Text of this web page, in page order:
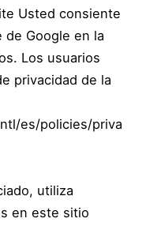
Usted consiente
Google en la
Los usuarios
privacidad de la
es/policies/priva
utiliza
en este sitio